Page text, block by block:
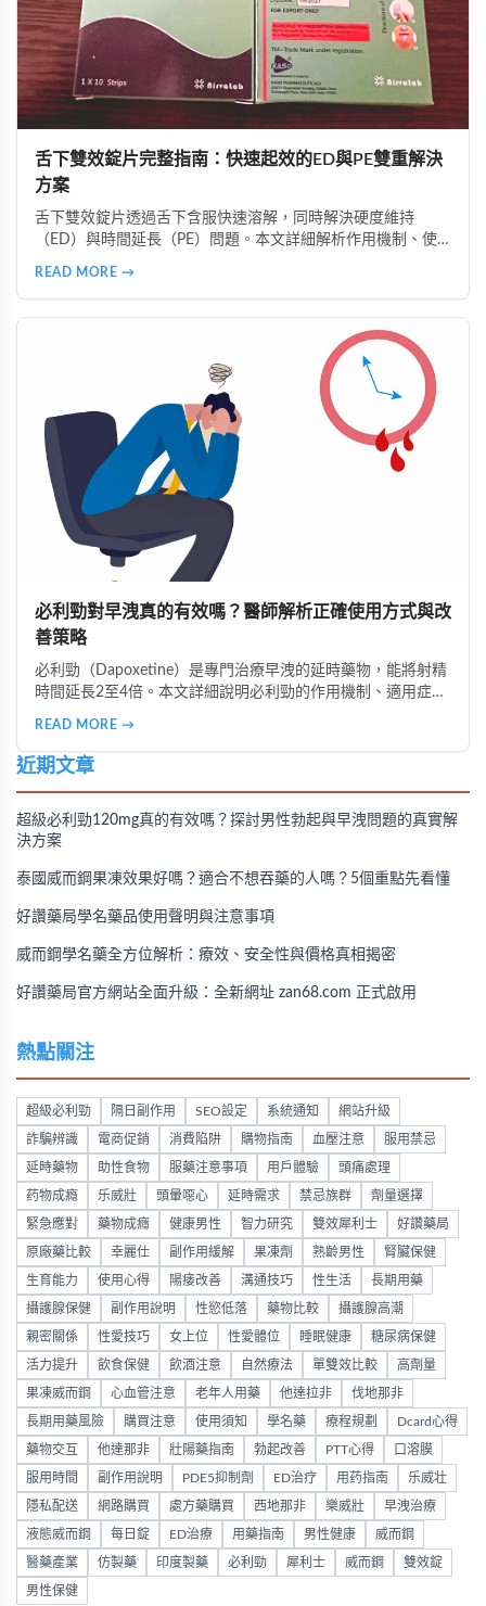
舌下雙效錠片完整指南：快速起效的ED與PE雙重解決
方案
舌下雙效錠片透過舌下含服快速溶解，同時解決硬度維持
（ED）與時間延長（PE）問題。本文詳細解析作用機制、使
READ MORE →
必利勁對早洩真的有效嗎？醫師解析正確使用方式與改
善策略
必利勁（Dapoxetine）是專門治療早洩的延時藥物，能將射精
時間延長2至4倍。本文詳細說明必利勁的作用機制、適用症
活調整的完整指南。
READ MORE →
近期文章
超級必利勁120mg真的有效嗎？探討男性勃起與早洩問題的真實解
決方案
泰國威而鋼果凍效果好嗎？適合不想吞藥的人嗎？5個重點先看懂
好讚藥局學名藥品使用聲明與注意事項
威而鋼學名藥全方位解析：療效、安全性與價格真相揭密
好讚藥局官方網站全面升級：全新網址 zan68.com 正式啟用
熱點關注
超級必利勁 隔日副作用 SEO設定 系統通知 網站升級
詐騙辨識 電商促銷 消費陷阱 購物指南 血壓注意 服用禁忌
延時藥物 助性食物 服藥注意事項 用戶體驗 頭痛處理
药物成瘾 乐威壯 頭暈噁心 延時需求 禁忌族群 劑量選擇
緊急應對 藥物成癮 健康男性 智力研究 雙效犀利士 好讚藥局
原廠藥比較 幸麗仕 副作用緩解 果凍劑 熟齡男性 腎臟保健
生育能力 使用心得 陽痿改善 溝通技巧 性生活 長期用藥
攝護腺保健 副作用說明 性慾低落 藥物比較 攝護腺高潮
親密關係 性愛技巧 女上位 性愛體位 睡眠健康 糖尿病保健
活力提升 飲食保健 飲酒注意 自然療法 單雙效比較 高劑量
果凍威而鋼 心血管注意 老年人用藥 他達拉非 伐地那非
長期用藥風險 購買注意 使用須知 學名藥 療程規劃 Dcard心得
藥物交互 他達那非 壯陽藥指南 勃起改善 PTT心得 口溶膜
服用時間 副作用說明 PDE5抑制劑 ED治疗 用药指南 乐威壮
隱私配送 網路購買 處方藥購買 西地那非 樂威壯 早洩治療
液態威而鋼 每日錠 ED治療 用藥指南 男性健康 威而鋼
醫藥產業 仿製藥 印度製藥 必利勁 犀利士 威而鋼 雙效錠
男性保健